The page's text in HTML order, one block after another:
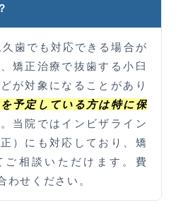
歯でも対応できる場合が
矯正治療で抜歯する小臼
が対象になることがあり
予定している方は特に保
当院ではインビザライン
）にも対応しており、矯
ご相談いただけます。費
わせください。